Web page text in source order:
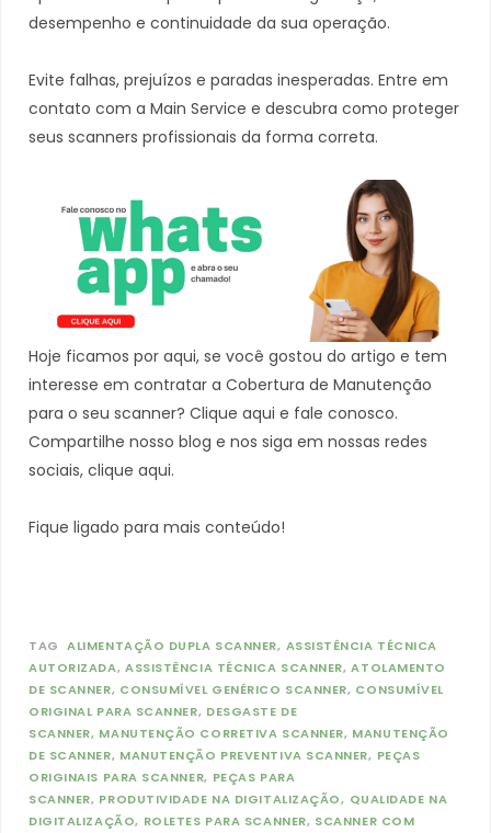
desempenho e continuidade da sua operação.
Evite falhas, prejuízos e paradas inesperadas. Entre em
contato com a Main Service e descubra como proteger
seus scanners profissionais da forma correta.
Hoje ficamos por aqui, se você gostou do artigo e tem
interesse em contratar a Cobertura de Manutenção
para o seu scanner? Clique aqui e fale conosco.
Compartilhe nosso blog e nos siga em nossas redes
sociais, clique aqui.
Fique ligado para mais conteúdo!
TAG ALIMENTAÇÃO DUPLA SCANNER ASSISTÊNCIA TÉCNICA
AUTORIZADA ASSISTÊNCIA TÉCNICA SCANNER ATOLAMENTO
DE SCANNER CONSUMÍVEL GENÉRICO SCANNER CONSUMÍVEL
ORIGINAL PARA SCANNER DESGASTE DE
SCANNER MANUTENÇÃO CORRETIVA SCANNER MANUTENÇÃO
DE SCANNER MANUTENÇÃO PREVENTIVA SCANNER PEÇAS
ORIGINAIS PARA SCANNER PEÇAS PARA
SCANNER PRODUTIVIDADE NA DIGITALIZAÇÃO
QUALIDADE NA
DIGITALIZAÇÃO ROLETES PARA SCANNER SCANNER COM